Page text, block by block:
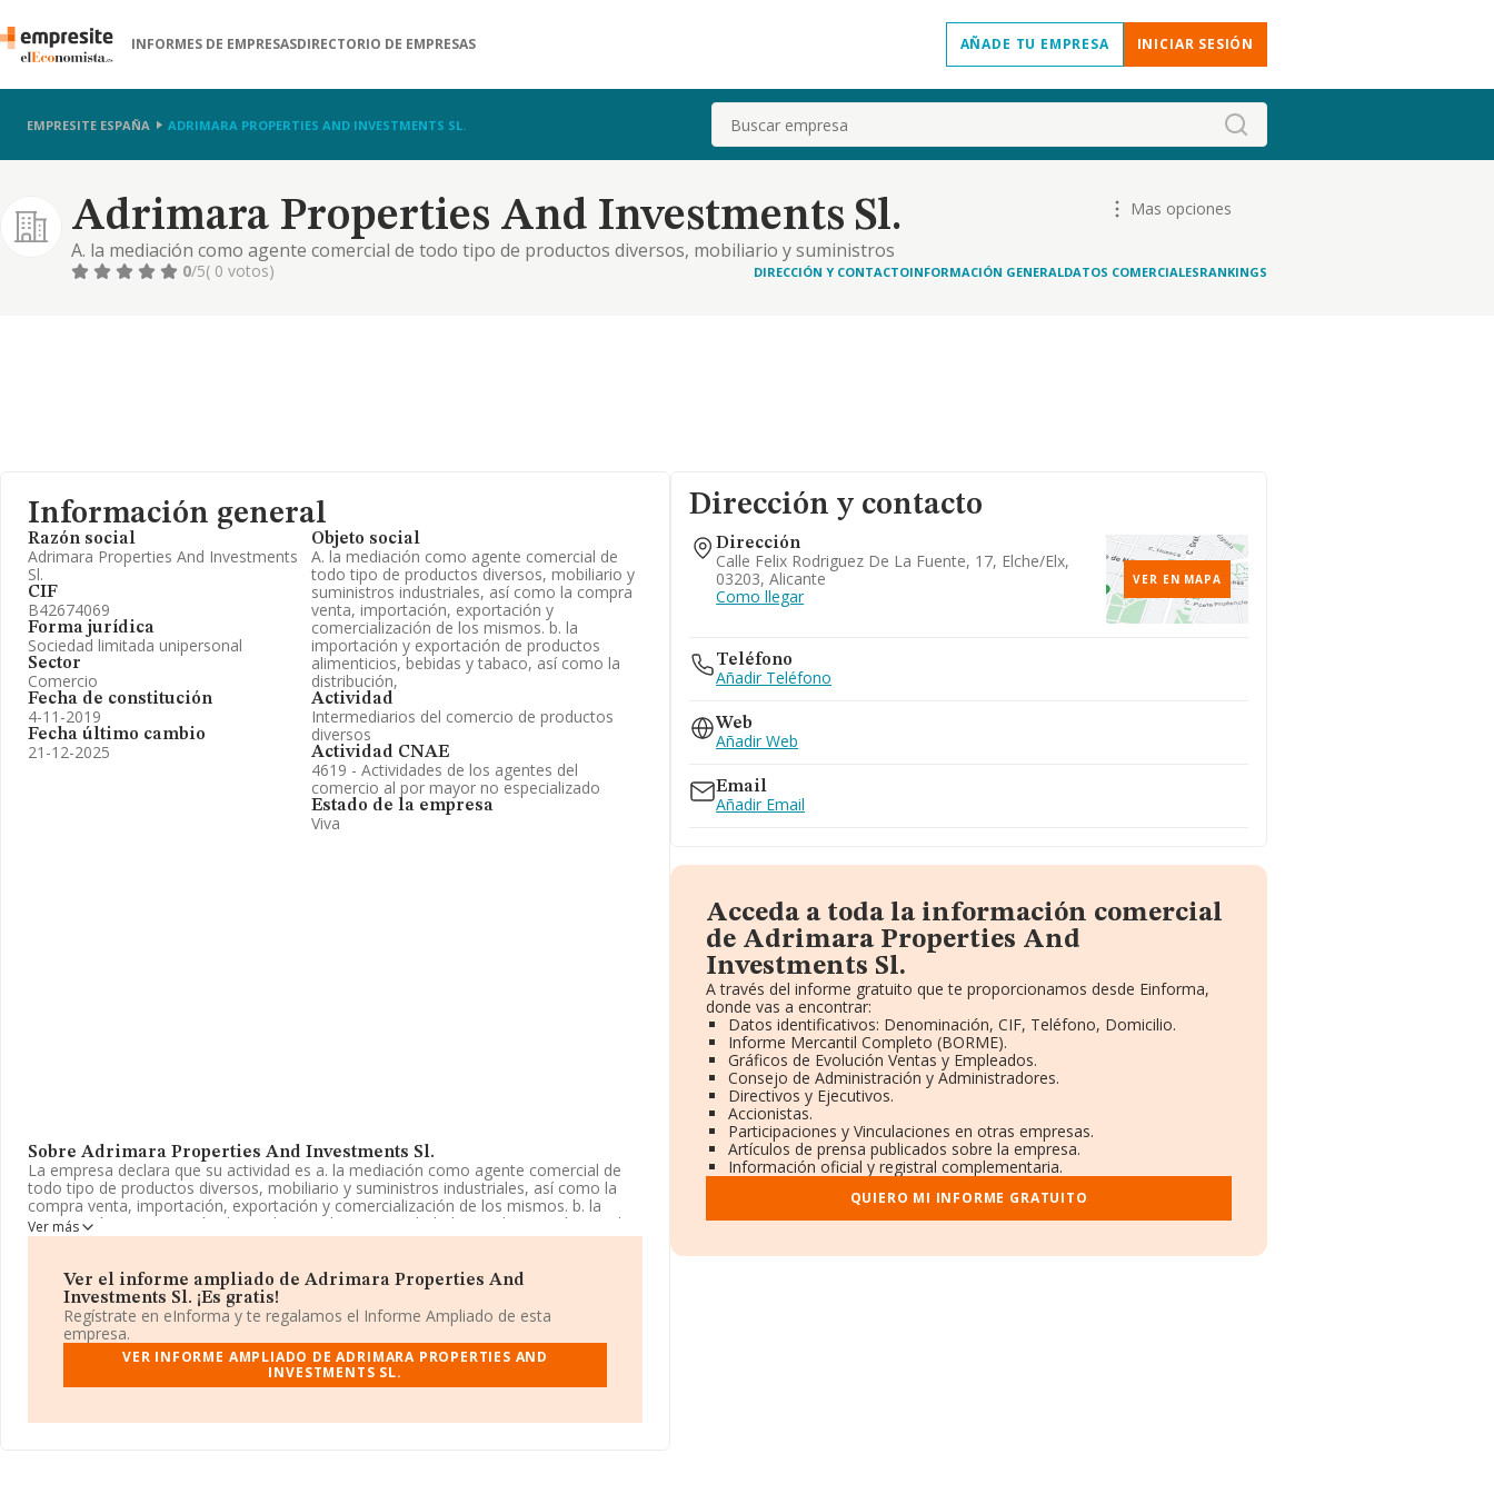
INFORMES DE EMPRESASDIRECTORIO DE EMPRESAS AÑADE TU EMPRESA INICIAR SESIÓN
EMPRESITE ESPAÑA ADRIMARA PROPERTIES AND INVESTMENTS SL. Buscar
Adrimara Properties And Investments Sl.
A. la mediación como agente comercial de todo tipo de productos diversos, mobiliario y suministros
industriales, así como la compra venta, importación, exportación y comercialización de los mismos. b.
Mas opciones
0/5( 0 votos) DIRECCIÓN Y CONTACTOINFORMACIÓN GENERALDATOS COMERCIALESRANKINGS
Información general
Razón social
Adrimara Properties And Investments
Sl.
CIF
B42674069
Forma jurídica
Sociedad limitada unipersonal
Sector
Comercio
Fecha de constitución
4-11-2019
Fecha último cambio
21-12-2025
Objeto social
A. la mediación como agente comercial de
todo tipo de productos diversos, mobiliario y
suministros industriales, así como la compra
venta, importación, exportación y
comercialización de los mismos. b. la
importación y exportación de productos
alimenticios, bebidas y tabaco, así como la
distribución,
Actividad
Intermediarios del comercio de productos
diversos
Actividad CNAE
4619 - Actividades de los agentes del
comercio al por mayor no especializado
Estado de la empresa
Viva
Sobre Adrimara Properties And Investments Sl.
La empresa declara que su actividad es a. la mediación como agente comercial de
todo tipo de productos diversos, mobiliario y suministros industriales, así como la
compra venta, importación, exportación y comercialización de los mismos. b. la
importación y exportación de productos alimenticios, bebidas y tabaco, así como la
distribución,. La empresa es una Sociedad Limitada. Tiene CNAE: 4619 -
exportadora.
No ha habido variación en cuanto al número de empleados con respecto al 2023 y
atendiendo a los datos disponibles en INFORMA, el número de empleados de la
compañía ha estado por debajo de la media de sector.
Dentro del ranking de empresas elaborado por INFORMA, atendiendo a los niveles
puestos en el ranking sectorial, pasando del 3.177 al 3.484. Éstas son algunas de las
Ver más
Ver el informe ampliado de Adrimara Properties And
Investments Sl. ¡Es gratis!
Regístrate en eInforma y te regalamos el Informe Ampliado de esta
empresa.
VER INFORME AMPLIADO DE ADRIMARA PROPERTIES AND
INVESTMENTS SL.
Dirección y contacto
Dirección
Calle Felix Rodriguez De La Fuente, 17, Elche/elx,
03203, Alicante
Como llegar
VER EN MAPA
Teléfono
Añadir Teléfono
Web
Añadir Web
Email
Añadir Email
Acceda a toda la información comercial
de Adrimara Properties And
Investments Sl.
A través del informe gratuito que te proporcionamos desde Einforma,
donde vas a encontrar:
Datos identificativos: Denominación, CIF, Teléfono, Domicilio.
Informe Mercantil Completo (BORME).
Gráficos de Evolución Ventas y Empleados.
Consejo de Administración y Administradores.
Directivos y Ejecutivos.
Accionistas.
Participaciones y Vinculaciones en otras empresas.
Artículos de prensa publicados sobre la empresa.
Información oficial y registral complementaria.
QUIERO MI INFORME GRATUITO